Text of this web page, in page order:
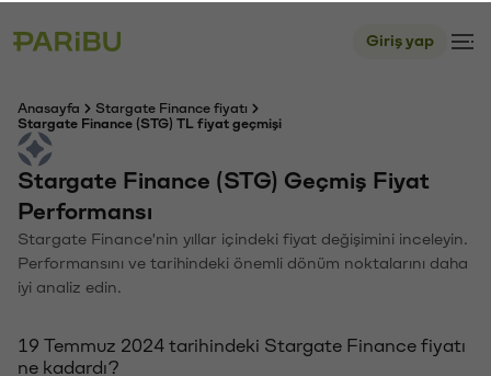
Giriş yap
Anasayfa
Stargate Finance fiyatı
Stargate Finance (STG) TL fiyat geçmişi
Stargate Finance (STG) Geçmiş Fiyat
Performansı
Stargate Finance'nin yıllar içindeki fiyat değişimini inceleyin.
Performansını ve tarihindeki önemli dönüm noktalarını daha
iyi analiz edin.
19 Temmuz 2024 tarihindeki Stargate Finance fiyatı
ne kadardı?